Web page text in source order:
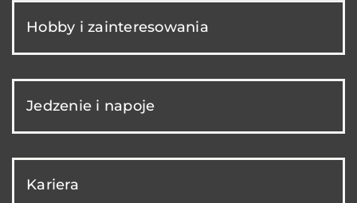
Hobby i zainteresowania
Jedzenie i napoje
Kariera